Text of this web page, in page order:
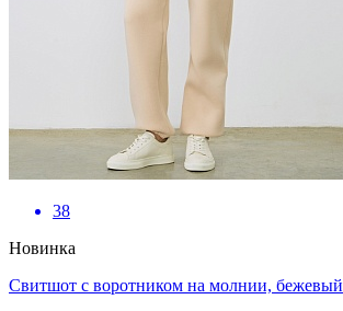
38
Новинка
Свитшот с воротником на молнии, бежевый